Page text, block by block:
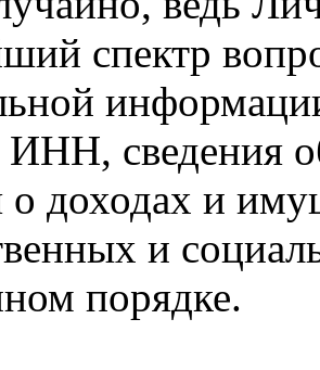
спектр
сведения
о доходах и
и
порядке.